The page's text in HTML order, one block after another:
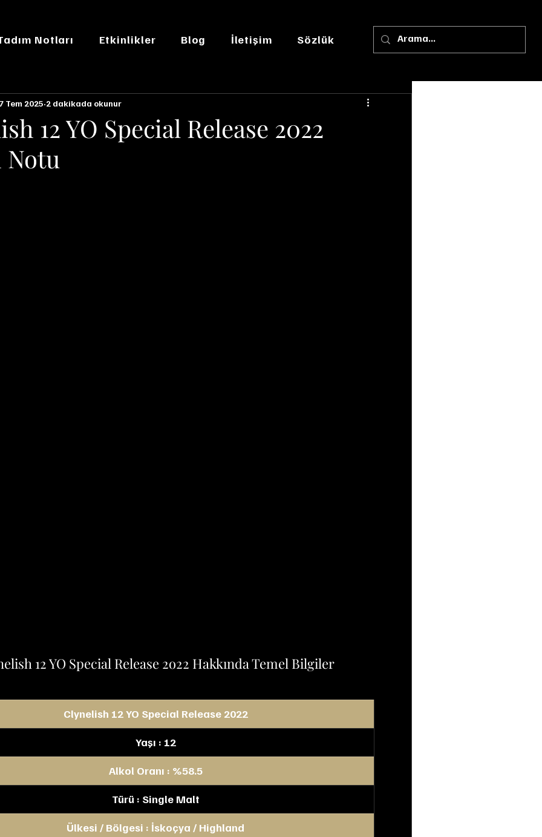
Notları Etkinlikler Blog İletişim Sözlük
12 YO Special Release 2022
Notu
Tem 2025 2 dakikada okunur
12 YO Special Release 2o22 Hakkında Temel Bilgiler
Clynelish 12 YO Special Release 2022
Yaşı : 12
Alkol Oranı : %58.5
Türü : Single Malt
Ülkesi / Bölgesi : İskoçya / Highland